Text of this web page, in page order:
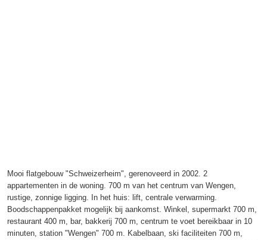
Mooi flatgebouw "Schweizerheim", gerenoveerd in 2002. 2
appartementen in de woning. 700 m van het centrum van Wengen,
rustige, zonnige ligging. In het huis: lift, centrale verwarming.
Boodschappenpakket mogelijk bij aankomst. Winkel, supermarkt 700 m,
restaurant 400 m, bar, bakkerij 700 m, centrum te voet bereikbaar in 10
minuten, station "Wengen" 700 m. Kabelbaan, ski faciliteiten 700 m,